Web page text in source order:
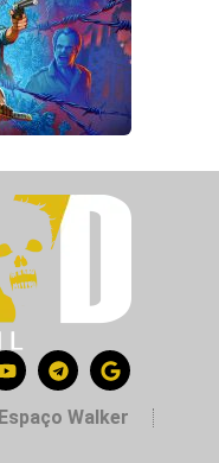
Espaço Walker